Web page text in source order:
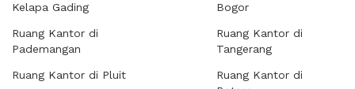
Kelapa Gading
Ruang Kantor di
Pademangan
Ruang Kantor di Pluit
Bogor
Ruang Kantor di
Tangerang
Ruang Kantor di